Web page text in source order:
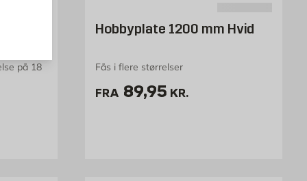
på 18
/stk
Hobbyplate 1200 mm Hvid
Fås i flere størrelser
FRA Pris 89.95 kr. /stk
89,95 KR.